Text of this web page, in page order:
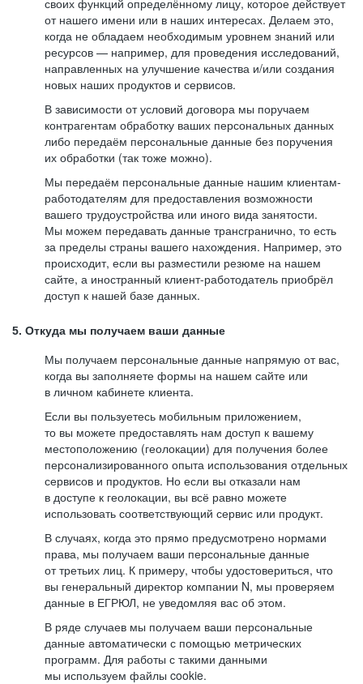
своих функций определённому лицу, которое действует
от нашего имени или в наших интересах. Делаем это,
когда не обладаем необходимым уровнем знаний или
ресурсов — например, для проведения исследований,
направленных на улучшение качества и/или создания
новых наших продуктов и сервисов.
В зависимости от условий договора мы поручаем
контрагентам обработку ваших персональных данных
либо передаём персональные данные без поручения
их обработки (так тоже можно).
Мы передаём персональные данные нашим клиентам-
работодателям для предоставления возможности
вашего трудоустройства или иного вида занятости.
Мы можем передавать данные трансгранично, то есть
за пределы страны вашего нахождения. Например, это
происходит, если вы разместили резюме на нашем
сайте, а иностранный клиент-работодатель приобрёл
доступ к нашей базе данных.
5. Откуда мы получаем ваши данные
Мы получаем персональные данные напрямую от вас,
когда вы заполняете формы на нашем сайте или
в личном кабинете клиента.
Если вы пользуетесь мобильным приложением,
то вы можете предоставлять нам доступ к вашему
местоположению (геолокации) для получения более
персонализированного опыта использования отдельных
сервисов и продуктов. Но если вы отказали нам
в доступе к геолокации, вы всё равно можете
использовать соответствующий сервис или продукт.
В случаях, когда это прямо предусмотрено нормами
права, мы получаем ваши персональные данные
от третьих лиц. К примеру, чтобы удостовериться, что
вы генеральный директор компании N, мы проверяем
данные в ЕГРЮЛ, не уведомляя вас об этом.
В ряде случаев мы получаем ваши персональные
данные автоматически с помощью метрических
программ. Для работы с такими данными
мы используем файлы cookie.